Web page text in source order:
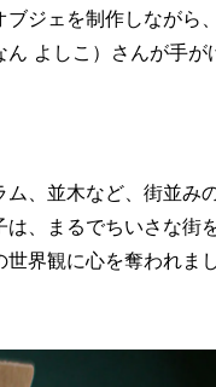
ブジェを制作しながら
ん よしこ）さんが手
ム、並木など、街並み
は、まるでちいさな街
界観に心を奪われまし